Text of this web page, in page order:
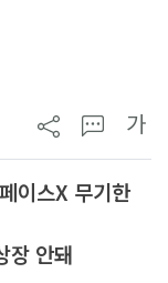
가
이스X 무기한
장 안돼